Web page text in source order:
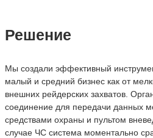
Решение
Мы создали эффективный
малый и средний бизнес как от
внешних рейдерских захватов.
соединение для передачи данных
средствами охраны и пультом
случае ЧС система моментально